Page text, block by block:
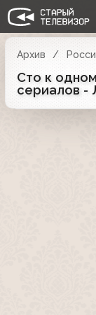
Архив
Сто к
сериалов -